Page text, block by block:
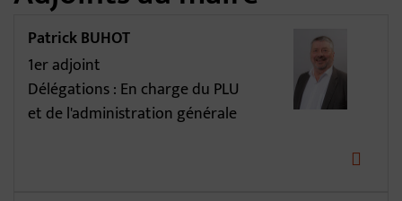
Patrick BUHOT
1er adjoint
Délégations : En charge du PLU
et de l'administration générale